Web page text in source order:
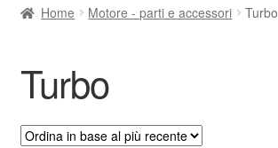
Contatto
Il mio account
Home Motore - parti e accessori Turbo
Turbo